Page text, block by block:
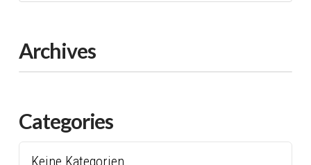
Archives
Categories
Keine Kategorien